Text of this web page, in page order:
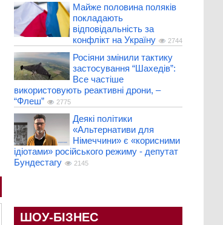
Майже половина поляків
покладають
відповідальність за
конфлікт на Україну
2744
Росіяни змінили тактику
застосування “Шахедів”:
Все частіше
використовують реактивні дрони, –
“Флеш”
2775
Деякі політики
«Альтернативи для
Німеччини» є «корисними
ідіотами» російського режиму - депутат
Бундестагу
2145
ШОУ-БІЗНЕС